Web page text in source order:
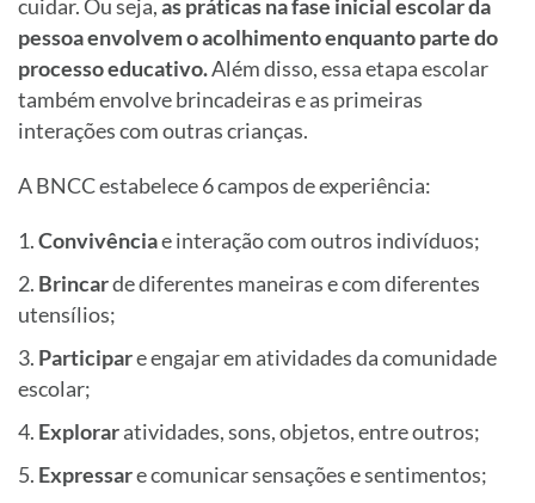
cuidar. Ou seja,as práticas na fase inicial escolar da
pessoa envolvem o acolhimento enquanto parte do
processo educativo.Além disso, essa etapa escolar
também envolve brincadeiras e as primeiras
interações com outras crianças.
A BNCC estabelece 6 campos de experiência:
Convivênciae interação com outros indivíduos;
Brincarde diferentes maneiras e com diferentes
utensílios;
Participare engajar em atividades da comunidade
escolar;
Exploraratividades, sons, objetos, entre outros;
Expressare comunicar sensações e sentimentos;